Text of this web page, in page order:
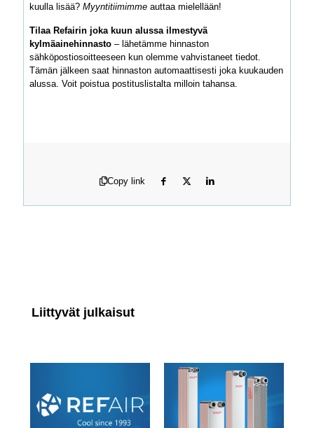
kuulla lisää? Myyntitiimimmeauttaa mielellään!
Tilaa Refairin joka kuun alussa ilmestyvä
kylmäainehinnasto– lähetämme hinnaston
sähköpostiosoitteeseen kun olemme vahvistaneet tiedot.
Tämän jälkeen saat hinnaston automaattisesti joka kuukauden
alussa. Voit poistua postituslistalta milloin tahansa.
Copy link
Liittyvät julkaisut